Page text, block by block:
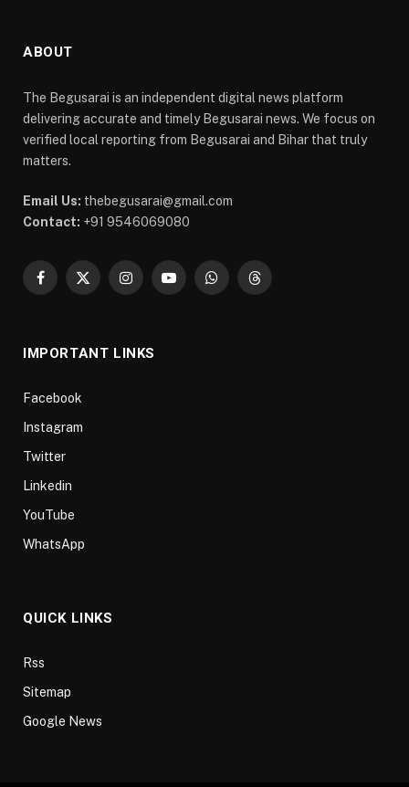
ABOUT
The Begusarai is an independent digital news platform
delivering accurate and timely Begusarai news. We focus on
verified local reporting from Begusarai and Bihar that truly
matters.
Email Us: thebegusarai@gmail.com
Contact: +91 9546069080
Facebook
X
InstagramYouTubeWhatsAppThreads
IMPORTANT LINKS
Facebook
Instagram
Twitter
Linkedin
YouTube
WhatsApp
QUICK LINKS
Rss
Sitemap
Google News